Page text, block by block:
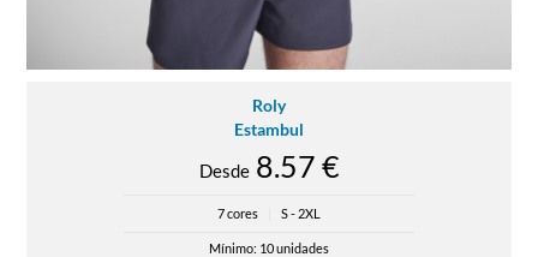
Roly
Estambul
Desde8.57 €
7 cores S - 2XL
Mínimo: 10 unidades